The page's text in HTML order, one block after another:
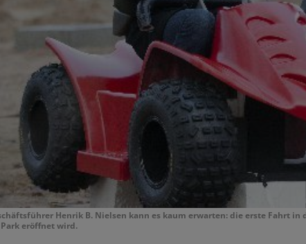
Henrik B. Nielsen kann es kaum erwarten: die erste Fahrt in
eröffnet wird.